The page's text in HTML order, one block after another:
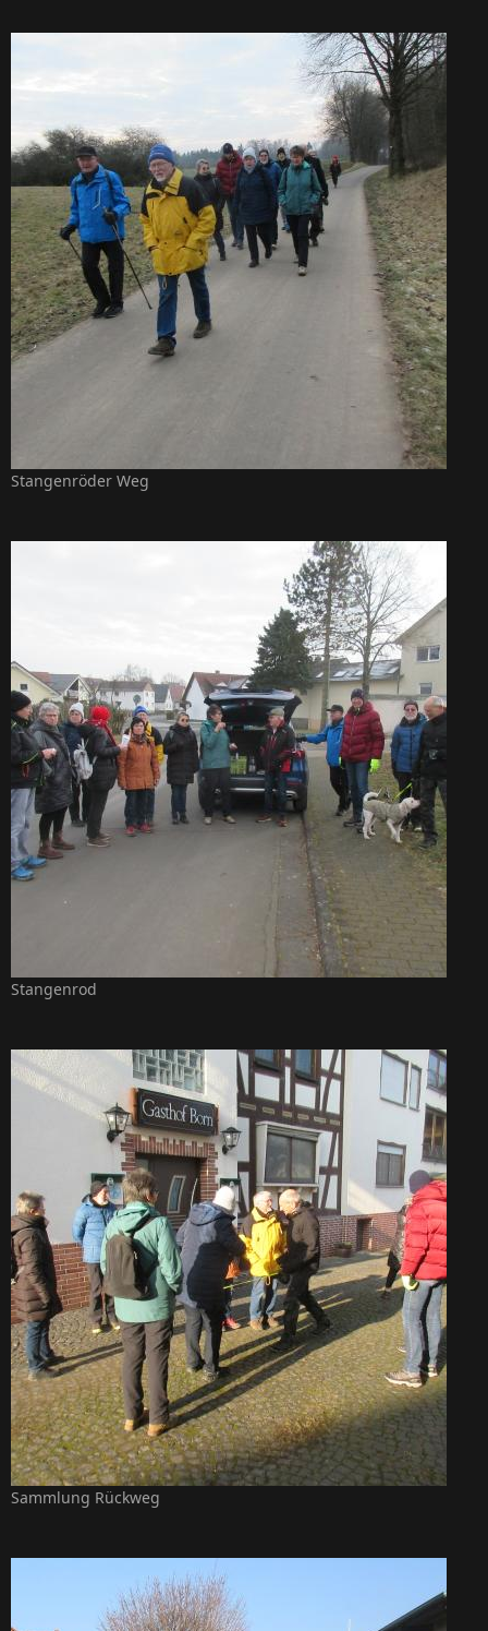
Stangenröder Weg
Stangenrod
Sammlung Rückweg